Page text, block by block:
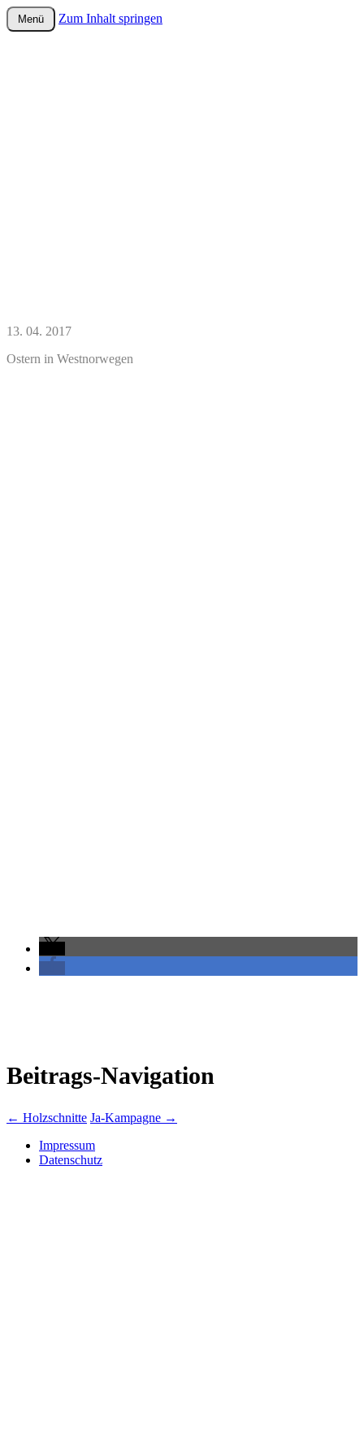
wurster-cartoon-blog.de
Menü Zum Inhalt springen
13. 04. 2017
Ostern in Westnorwegen
Beitrags-Navigation
← Holzschnitte Ja-Kampagne →
Impressum
Datenschutz